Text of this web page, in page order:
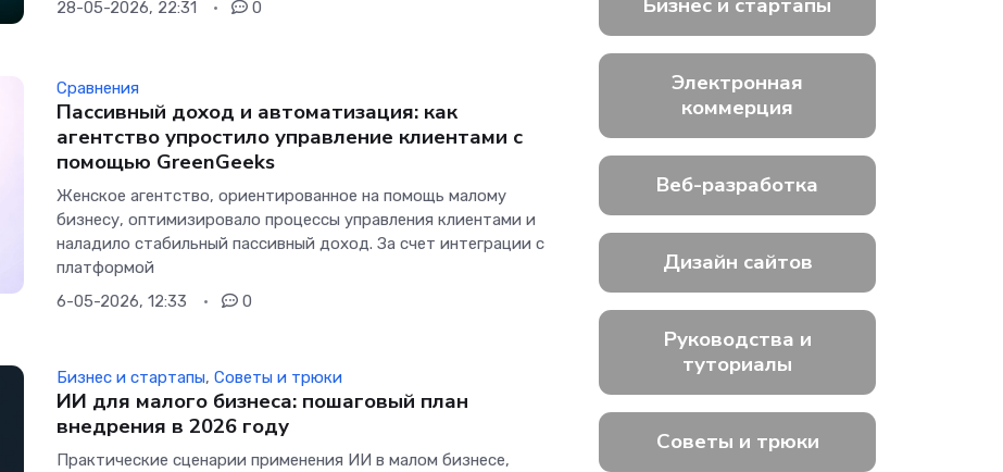
28-05-2026, 22:31
0
Сравнения
Пассивный доход и автоматизация: как
агентство упростило управление клиентами с
помощью GreenGeeks
Женское агентство, ориентированное на помощь малому
бизнесу, оптимизировало процессы управления клиентами и
наладило стабильный пассивный доход. За счет интеграции с
платформой
6-05-2026, 12:33
0
Бизнес и стартапы,Советы и трюки
ИИ для малого бизнеса: пошаговый план
внедрения в 2026 году
Практические сценарии применения ИИ в малом бизнесе,
Электронная
коммерция
Веб-разработка
Дизайн сайтов
Руководства и
туториалы
Советы и трюки